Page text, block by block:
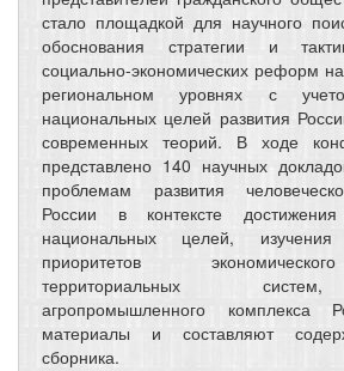
стало площадкой для научного
обоснования стратегии и
социально-экономических реформ
региональном уровнях с
национальных целей развития
современных теорий. В ходе
представлено 140 научных
проблемам развития
России в контексте достижения
национальных целей, изучения
приоритетов
территориальных
агропромышленного комплекса
материалы и составляют
сборника.